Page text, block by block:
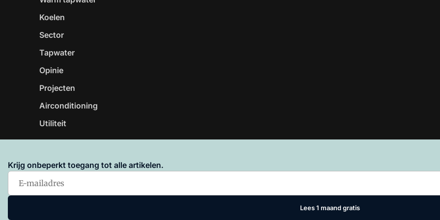
Koelen
Sector
Tapwater
Opinie
Projecten
Airconditioning
Utiliteit
Vakblad Warmtepompen is onderdeel van VMN media. Lees inons manifestwaar VMN media voor staat. Op gebruik van
Algemene Voorwaarden
Krijg onbeperkt toegang tot alle artikelen.
Lees 1 maand gratis